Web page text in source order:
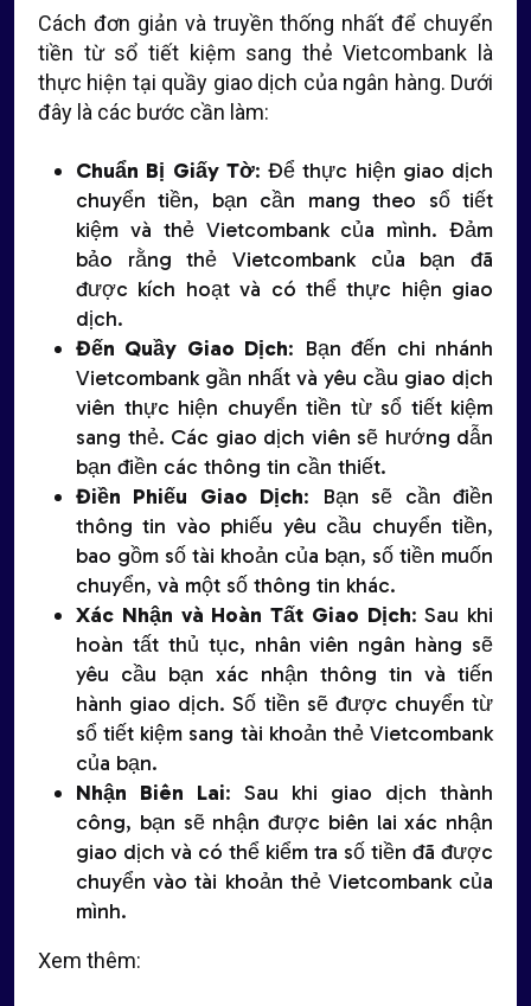
Cách đơn giản và truyền thống nhất để chuyển
tiền từ sổ tiết kiệm sang thẻ Vietcombank là
thực hiện tại quầy giao dịch của ngân hàng. Dưới
đây là các bước cần làm:
Chuẩn Bị Giấy Tờ: Để thực hiện giao dịch
chuyển tiền, bạn cần mang theo sổ tiết
kiệm và thẻ Vietcombank của mình. Đảm
bảo rằng thẻ Vietcombank của bạn đã
được kích hoạt và có thể thực hiện giao
dịch.
Đến Quầy Giao Dịch: Bạn đến chi nhánh
Vietcombank gần nhất và yêu cầu giao dịch
viên thực hiện chuyển tiền từ sổ tiết kiệm
sang thẻ. Các giao dịch viên sẽ hướng dẫn
bạn điền các thông tin cần thiết.
Điền Phiếu Giao Dịch: Bạn sẽ cần điền
thông tin vào phiếu yêu cầu chuyển tiền,
bao gồm số tài khoản của bạn, số tiền muốn
chuyển, và một số thông tin khác.
Xác Nhận và Hoàn Tất Giao Dịch: Sau khi
hoàn tất thủ tục, nhân viên ngân hàng sẽ
yêu cầu bạn xác nhận thông tin và tiến
hành giao dịch. Số tiền sẽ được chuyển từ
sổ tiết kiệm sang tài khoản thẻ Vietcombank
của bạn.
Nhận Biên Lai: Sau khi giao dịch thành
công, bạn sẽ nhận được biên lai xác nhận
giao dịch và có thể kiểm tra số tiền đã được
chuyển vào tài khoản thẻ Vietcombank của
mình.
Xem thêm: